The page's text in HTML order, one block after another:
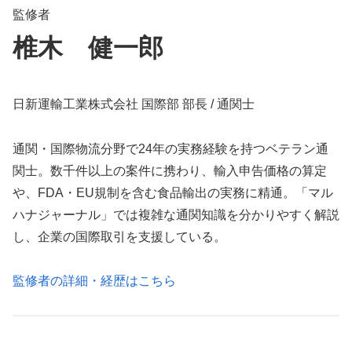
監修者
椎木 健一郎
日新運輸工業株式会社 国際部 部長 / 通関士
通関・国際物流分野で24年の実務経験を持つベテラン通
関士。数千件以上の案件に携わり、輸入申告価格の算定
や、FDA・EU規制を含む食品輸出の実務に精通。「マル
ハナジャーナル」では複雑な通関知識を分かりやすく解説
し、企業の国際取引を支援している。
監修者の詳細・経歴はこちら